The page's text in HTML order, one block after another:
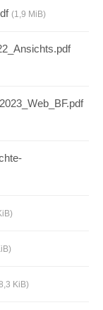
(1,9 MiB)
KiB)